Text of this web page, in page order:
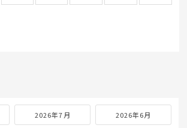
2026年7月 2026年6月